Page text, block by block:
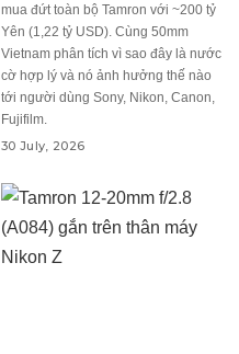
mua đứt toàn bộ Tamron với ~200 tỷ
Yên (1,22 tỷ USD). Cùng 50mm
Vietnam phân tích vì sao đây là nước
cờ hợp lý và nó ảnh hưởng thế nào
tới người dùng Sony, Nikon, Canon,
Fujifilm.
30 July, 2026